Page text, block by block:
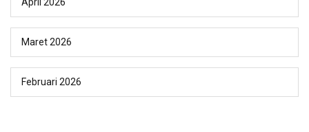
Maret 2026
Februari 2026